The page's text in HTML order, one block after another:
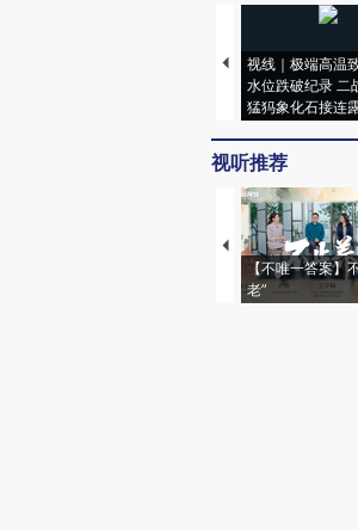
视线｜极端高温
水位跌破纪录 二
猛犸象化石接连
视听推荐
【不唯一答案】
老”